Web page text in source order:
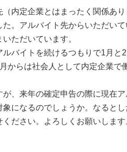
（内定企業とはまったく関係あ
た。アルバイト先からいただい
ただいています。
バイトを続けるつもりで1月と
からは社会人として内定企業で
が、来年の確定申告の際に現在
象になるのでしょうか。なると
ださい。よろしくお願いします